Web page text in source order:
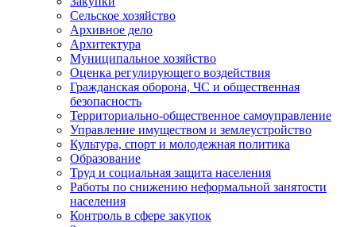
Сельское хозяйство
Архивное дело
Архитектура
Муниципальное хозяйство
Оценка регулирующего воздействия
Гражданская оборона, ЧС и общественная
безопасность
Территориально-общественное самоуправление
Управление имуществом и землеустройство
Культура, спорт и молодежная политика
Образование
Труд и социальная защита населения
Работы по снижению неформальной занятости
населения
Контроль в сфере закупок